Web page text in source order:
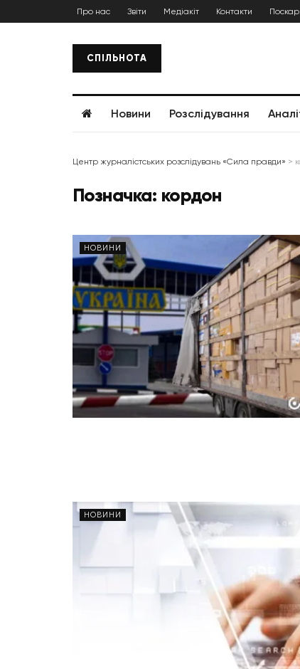
Про нас Звіти Медіакіт Контакти
СПІЛЬНОТА
Новини Розслідування
Центр журналістських розслідувань «Сила правди» >
Позначка: кордон
НОВИНИ
НОВИНИ